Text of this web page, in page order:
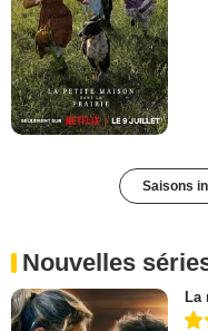
Saisons
Nouvelles
La